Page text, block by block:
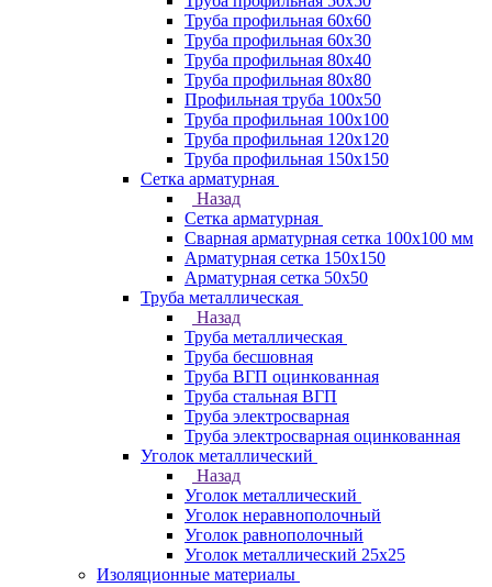
Труба профильная 60x60
Труба профильная 60х30
Труба профильная 80х40
Труба профильная 80х80
Профильная труба 100х50
Труба профильная 100х100
Труба профильная 120х120
Труба профильная 150х150
Сетка арматурная
Назад
Сетка арматурная
Сварная арматурная сетка 100х100 мм
Арматурная сетка 150х150
Арматурная сетка 50х50
Труба металлическая
Назад
Труба металлическая
Труба бесшовная
Труба ВГП оцинкованная
Труба стальная ВГП
Труба электросварная
Труба электросварная оцинкованная
Уголок металлический
Назад
Уголок металлический
Уголок неравнополочный
Уголок равнополочный
Уголок металлический 25х25
Изоляционные материалы